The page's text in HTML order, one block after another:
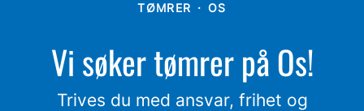
TØMRER · OS
Vi søker tømrer på Os!
Trives du med ansvar, frihet og